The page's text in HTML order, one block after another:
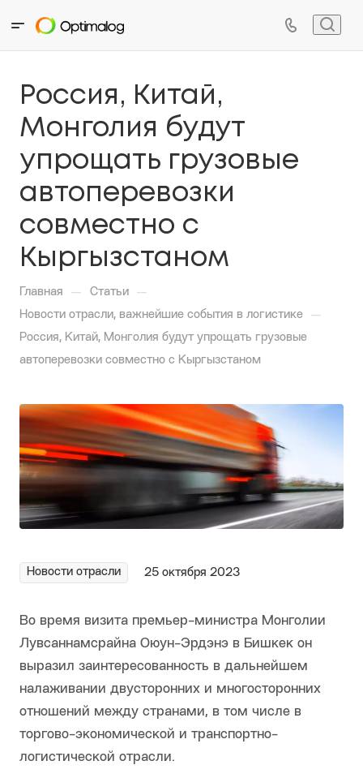
Россия, Китай,
Монголия будут
упрощать грузовые
автоперевозки
совместно с
Кыргызстаном
Главная — Статьи —
Новости отрасли, важнейшие события в логистике —
Россия, Китай, Монголия будут упрощать грузовые
автоперевозки совместно с Кыргызстаном
Новости отрасли 25 октября 2023
Во время визита премьер-министра Монголии
Лувсаннамсрайна Оюун-Эрдэнэ в Бишкек он
выразил заинтересованность в дальнейшем
налаживании двусторонних и многосторонних
отношений между странами, в том числе в
торгово-экономической и транспортно-
логистической отрасли.